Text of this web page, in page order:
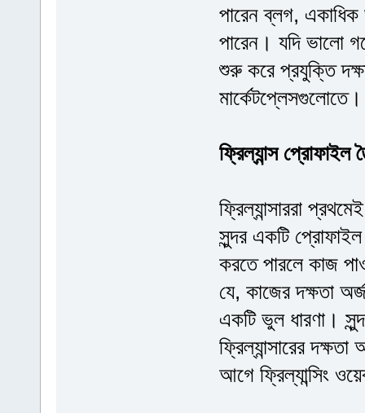
পারেন ব্লগ,
পারেন। যদি ভালো
শুরু করে প্রযুক্তি
মার্কেটপ্লেসগুলোতে।
ফ্রিল্যান্স প্রোফাইল
ফ্রিল্যান্সাররা
সুন্দর একটি
করতে পারলে কাজ
যে, কাজের দক্ষতা
একটি ভুল ধারণা।
ফ্রিল্যান্সারের
আগে ফ্রিল্যান্সিং